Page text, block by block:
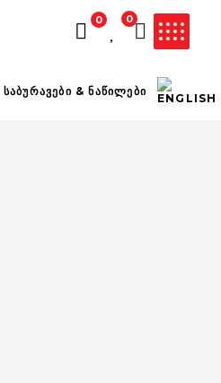
0 0
ᲡᲐᲑᲣᲠᲐᲕᲔᲑᲘ & ᲜᲐᲬᲘᲚᲔᲑᲘ